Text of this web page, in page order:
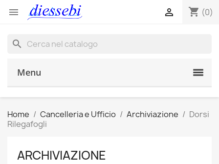
 shopping_cart (0)

search
Menu
Home Cancelleria e Ufficio Archiviazione
Dorsi
Rilegafogli
ARCHIVIAZIONE